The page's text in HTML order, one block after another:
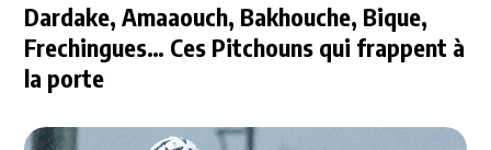
Dardake, Amaaouch, Bakhouche, Bique,
Frechingues… Ces Pitchouns qui frappent à
la porte